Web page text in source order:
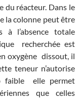
du réacteur. Dans le
la colonne peut être
l’absence totale
recherchée est
oxygène dissout, il
teneur n’autorise
faible elle permet
que celles